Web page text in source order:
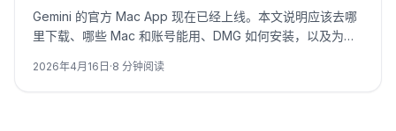
Gemini 的官方 Mac App 现在已经上线。本文说明应该去哪
里下载、哪些 Mac 和账号能用、DMG 如何安装，以及为什
2026年4月16日 ·8 分钟阅读